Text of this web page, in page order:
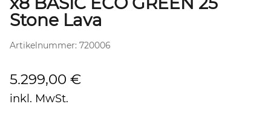
Stone Lava
Artikelnummer: 720006
5.299,00 €
inkl. MwSt.